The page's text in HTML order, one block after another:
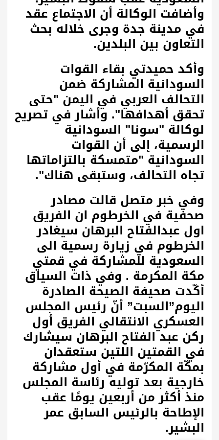
وأضافت الوكالة أن الاجتماع عقد
في مدينة جدة وجرى خلاله بحث
التعاون بين البلدين.
وأكد حميدتي بقاء القوات
السودانية المشاركة ضمن
التحالف العربي في اليمن "حتى
تحقق أهدافها". وأشار في تصريح
لوكالة "سونا" السودانية
الرسمية، إلى أن القوات
السودانية "متمسكة بالتزاماتها
تجاه التحالف، وستبقى هناك".
وفي خبر متصل قالت مصادر
صحفية في الخرطوم ان الفريق
اول عبدالفتاح البرهان سيغادر
الخرطوم في زيارة رسمية الى
السعودية للمشاركة في قمتي
مكة المكرمة . وفي ذات السياق
أكّدت صحيفة الصيحة الصادرة
اليوم”السبت” أنّ رئيس المجلس
العسكري الانتقالي الفريق أول
ركن عبد الفتاح البرهان سيشارك
في القمتين اللتين ستعقدان
بمكّة المكرّمة في أول مشاركة
خارجية بعد توليه رئاسة المجلس
منذ أكثر من أربعين يومًا عقب
الإطاحة بالرئيس السابق عمر
البشير.